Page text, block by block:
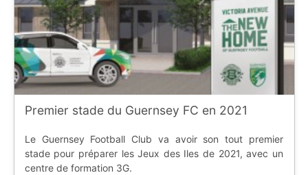
Premier stade du Guernsey FC en 2021
Le Guernsey Football Club va avoir son tout premier
stade pour préparer les Jeux des Iles de 2021, avec un
centre de formation 3G.